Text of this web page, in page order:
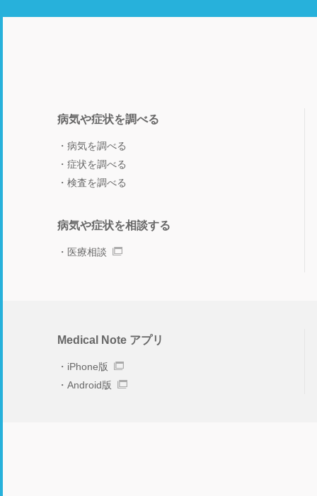
病気や症状を調べる
病気を調べる
症状を調べる
検査を調べる
病気や症状を相談する
医療相談
Medical Note アプリ
iPhone版
Android版